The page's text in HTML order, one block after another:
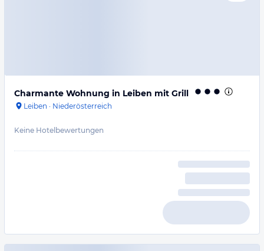
Charmante Wohnung in Leiben mit Grill
Leiben · Niederösterreich
Keine Hotelbewertungen